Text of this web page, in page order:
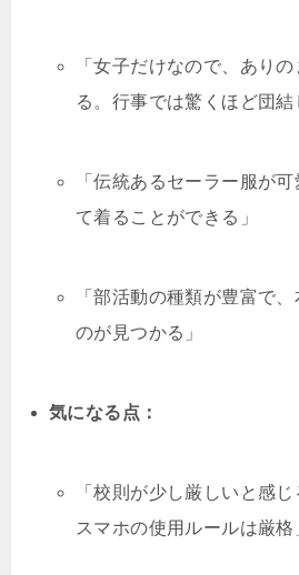
「女子だけなので、あり
る。行事では驚くほど団結
「伝統あるセーラー服が
て着ることができる」
「部活動の種類が豊富で
のが見つかる」
気になる点：
「校則が少し厳しいと感
スマホの使用ルールは厳格